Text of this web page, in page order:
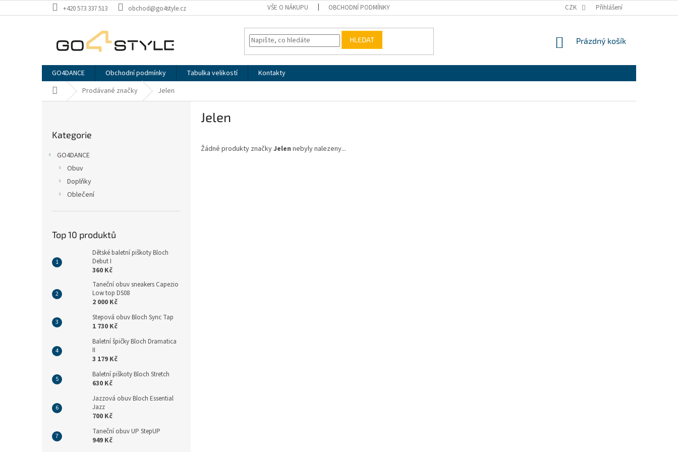
na
+420 573 337 513 obchod@go4style.cz VŠE O NÁKUPU OBCHODNÍ PODMÍNKY CZK Přihlášení
HLEDAT
NÁKUPNÍ
Prázdný košík
GO4DANCE Obchodní podmínky Tabulka velikostí
Kontakty
Domů Prodávané značky Jelen
kategorie
Kategorie
GO4DANCE
Obuv
Doplňky
Oblečení
Top 10 produktů
Dětské baletní piškoty Bloch
Debut I
360 Kč
Taneční obuv sneakers Capezio
Low top DS08
2 000 Kč
Stepová obuv Bloch Sync Tap
1 730 Kč
Baletní špičky Bloch Dramatica
II
3 179 Kč
Baletní piškoty Bloch Stretch
630 Kč
Jazzová obuv Bloch Essential
Jazz
700 Kč
Taneční obuv UP StepUP
949 Kč
Jelen
Žádné produkty značkyJelen nebyly nalezeny...